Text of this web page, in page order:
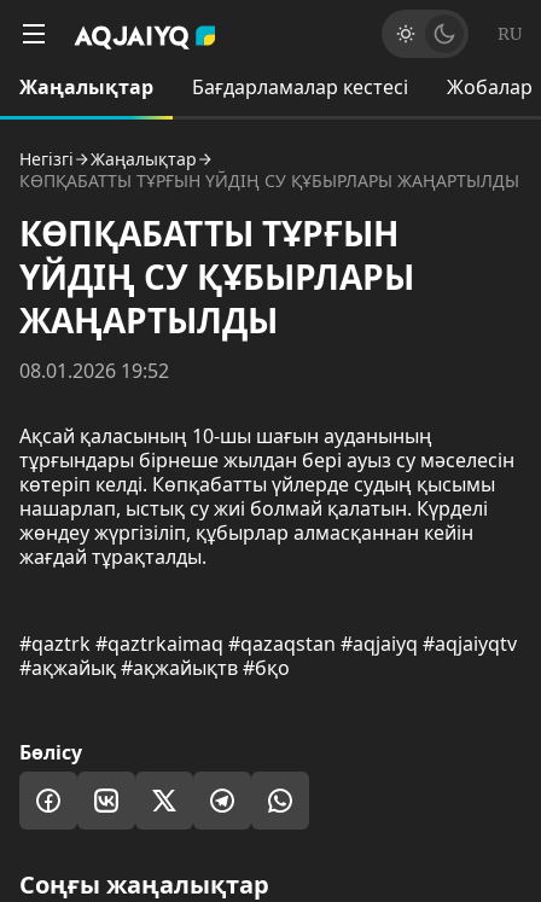
RU
Жаңалықтар Бағдарламалар кестесі Жобалар
Негізгі
Жаңалықтар
КӨПҚАБАТТЫ ТҰРҒЫН ҮЙДІҢ СУ ҚҰБЫРЛАРЫ ЖАҢАРТЫЛДЫ
КӨПҚАБАТТЫ ТҰРҒЫН
ҮЙДІҢ СУ ҚҰБЫРЛАРЫ
ЖАҢАРТЫЛДЫ
08.01.2026 19:52
Ақсай қаласының 10-шы шағын ауданының
тұрғындары бірнеше жылдан бері ауыз су мәселесін
көтеріп келді. Көпқабатты үйлерде судың қысымы
нашарлап, ыстық су жиі болмай қалатын. Күрделі
жөндеу жүргізіліп, құбырлар алмасқаннан кейін
жағдай тұрақталды.
#qaztrk #qaztrkaimaq #qazaqstan #aqjaiyq #aqjaiyqtv
#ақжайық #ақжайықтв #бқо
Бөлісу
Соңғы жаңалықтар